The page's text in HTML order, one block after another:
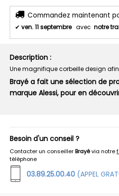
Commandez maintenant
✔ ven. 11 septembre avec notre
Description :
Une magnifique corbeille design
Brayé a fait une sélection de
marque Alessi, pour en
Besoin d'un conseil ?
Contacter un conseillerBrayévia notre
téléphone
03.89.25.00.40 (APPEL